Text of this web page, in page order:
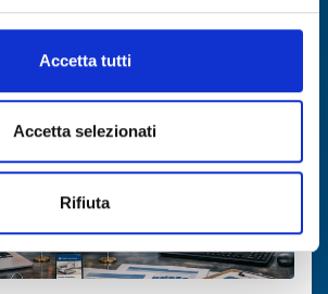
Accetta tutti
Accetta selezionati
Rifiuta